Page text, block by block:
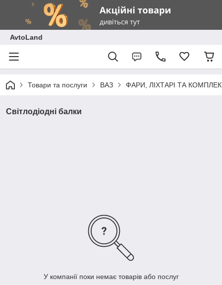
AvtoLand
Товари та послуги ВАЗ ФАРИ, ЛІХТАРІ ТА
Світлодіодні балки
У компанії поки немає товарів або послуг